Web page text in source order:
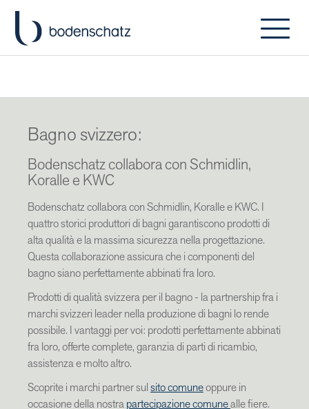
Bagno svizzero:
Bodenschatz collabora con Schmidlin,
Koralle e KWC
Bodenschatz collabora con Schmidlin, Koralle e KWC. I
quattro storici produttori di bagni garantiscono prodotti di
alta qualità e la massima sicurezza nella progettazione.
Questa collaborazione assicura che i componenti del
bagno siano perfettamente abbinati fra loro.
Prodotti di qualità svizzera per il bagno - la partnership fra i
marchi svizzeri leader nella produzione di bagni lo rende
possibile. I vantaggi per voi: prodotti perfettamente abbinati
fra loro, offerte complete, garanzia di parti di ricambio,
assistenza e molto altro.
Scoprite i marchi partner sulsito comuneoppure in
occasione della nostrapartecipazione comunealle fiere.